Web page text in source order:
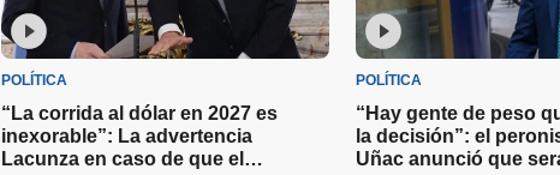
POLÍTICA
“La corrida al dólar en 2027 es
inexorable”: La advertencia
Lacunza en caso de que el
POLÍTICA
“Hay gente de peso
la decisión”: el
Uñac anunció que